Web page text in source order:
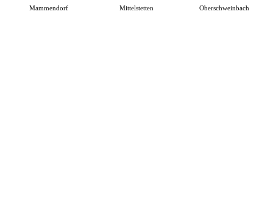
Mammendorf Mittelstetten Oberschweinbach